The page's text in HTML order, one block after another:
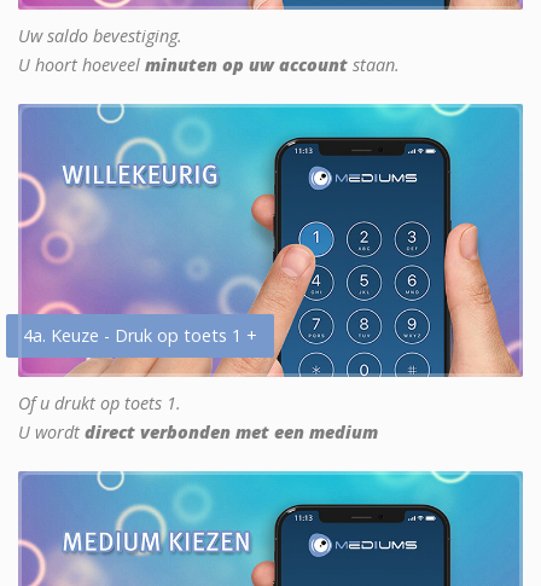
Uw saldo bevestiging.
U hoort hoeveel minuten op uw account staan.
4a. Keuze - Druk op toets 1 +
Of u drukt op toets 1.
U wordt direct verbonden met een medium